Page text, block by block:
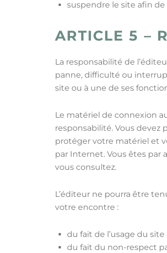
suspendre le site afin de
ARTICLE 5 –
La responsabilité de
panne, difficulté ou
site ou à une de ses
Le matériel de connexion
responsabilité. Vous devez
protéger votre matériel et
par Internet. Vous êtes par
vous consultez.
L’éditeur ne pourra être
votre encontre :
du fait de l’usage du
du fait du non-respect